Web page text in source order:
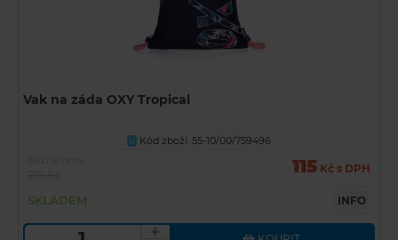
Vak na záda OXY Tropical
U
Kód zboží: 55-10/00/759496
115 Kč s DPH
SKLADEM INFO